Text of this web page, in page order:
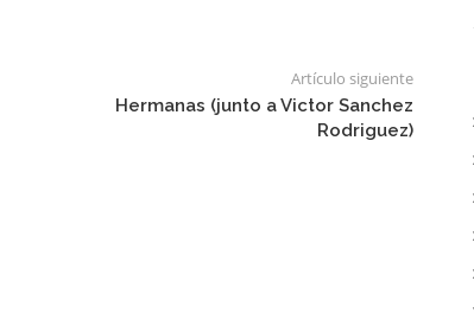
Artículo siguiente
Hermanas (junto a Victor Sanchez
Rodriguez)